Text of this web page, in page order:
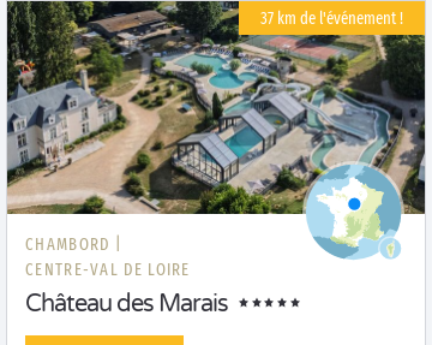
37 km de l'événement !
CHAMBORD |
CENTRE-VAL DE LOIRE
Château des Marais